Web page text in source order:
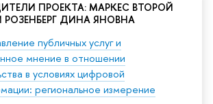
ПРОЕКТА: МАРКЕС ВТОРОЙ
РОЗЕНБЕРГ ДИНА ЯНОВНА
публичных услуг и
мнение в отношении
в условиях цифровой
региональное измерение